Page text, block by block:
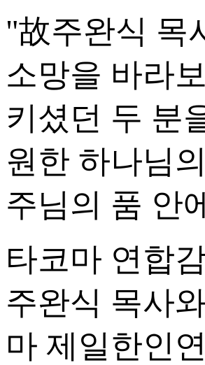
"故주완식 목
소망을 바라
키셨던 두 분
원한 하나님
주님의 품 안
타코마 연합
주완식 목사
마 제일한인